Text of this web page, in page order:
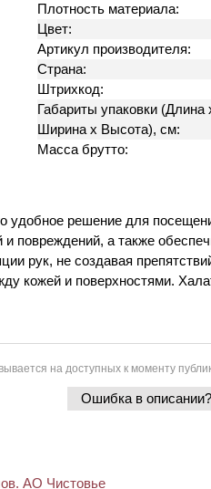
Плотность материала:
Цвет:
Артикул производителя:
Страна:
Штрихкод:
Габариты упаковки (Длина
Ширина х Высота), см:
Масса брутто:
решение для
повреждений, а также
рук, не создавая
кожей и поверхностями.
на доступных к моменту
Ошибка в описании?